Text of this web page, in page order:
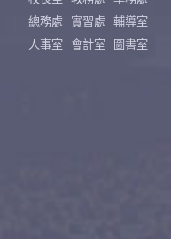
總務處
實習處
輔導室
人事室
會計室 圖書室